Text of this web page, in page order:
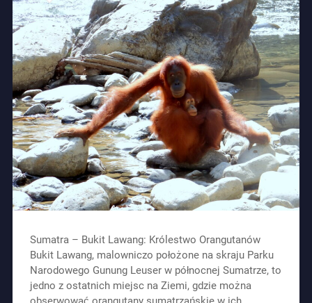
Sumatra – Bukit Lawang: Królestwo Orangutanów
Bukit Lawang, malowniczo położone na skraju Parku
Narodowego Gunung Leuser w północnej Sumatrze, to
jedno z ostatnich miejsc na Ziemi, gdzie można